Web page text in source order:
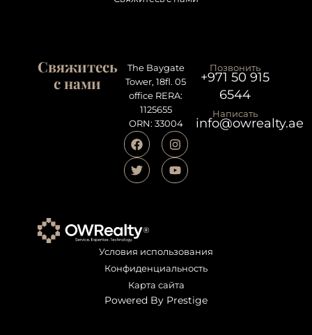
Свяжитесь
с нами
The Baygate
Tower, 18fl. 05
office RERA:
1125655
ORN: 33004
Позвонить
+971 50 915
6544
Написать
info@owrealty.ae
Условия использования
Конфиденциальность
Карта сайта
Powered By Prestige